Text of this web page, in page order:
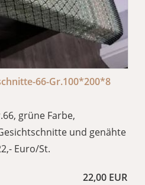
66-Gr.100*200*8
grüne Farbe,
und genähte
am jede Ecke. 22,- Euro/St.
22,00 EUR